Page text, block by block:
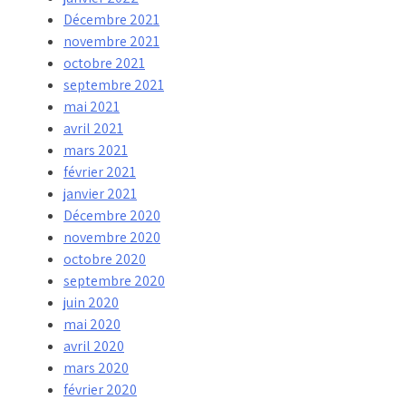
Décembre 2021
novembre 2021
octobre 2021
septembre 2021
mai 2021
avril 2021
mars 2021
février 2021
janvier 2021
Décembre 2020
novembre 2020
octobre 2020
septembre 2020
juin 2020
mai 2020
avril 2020
mars 2020
février 2020